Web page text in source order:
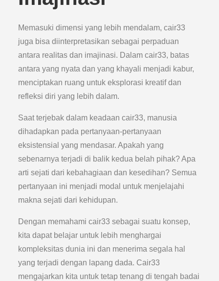
Memasuki dimensi yang lebih mendalam, cair33
juga bisa diinterpretasikan sebagai perpaduan
antara realitas dan imajinasi. Dalam cair33, batas
antara yang nyata dan yang khayali menjadi kabur,
menciptakan ruang untuk eksplorasi kreatif dan
refleksi diri yang lebih dalam.
Saat terjebak dalam keadaan cair33, manusia
dihadapkan pada pertanyaan-pertanyaan
eksistensial yang mendasar. Apakah yang
sebenarnya terjadi di balik kedua belah pihak? Apa
arti sejati dari kebahagiaan dan kesedihan? Semua
pertanyaan ini menjadi modal untuk menjelajahi
makna sejati dari kehidupan.
Dengan memahami cair33 sebagai suatu konsep,
kita dapat belajar untuk lebih menghargai
kompleksitas dunia ini dan menerima segala hal
yang terjadi dengan lapang dada. Cair33
mengajarkan kita untuk tetap tenang di tengah badai